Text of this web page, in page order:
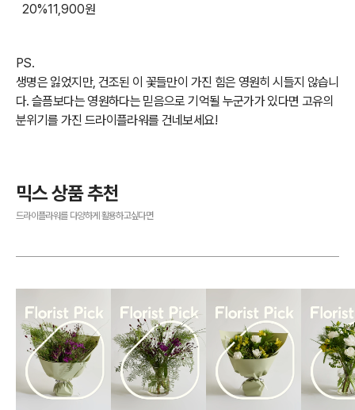
20%11,900원
PS.
생명은 잃었지만, 건조된 이 꽃들만이 가진 힘은 영원히 시들지 않습니
다. 슬픔보다는 영원하다는 믿음으로 기억될 누군가가 있다면 고유의
분위기를 가진 드라이플라워를 건네보세요!
믹스 상품 추천
드라이플라워를 다양하게 활용하고싶다면